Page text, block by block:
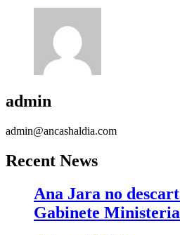
admin
admin@ancashaldia.com
Recent News
Ana Jara no
Gabinete